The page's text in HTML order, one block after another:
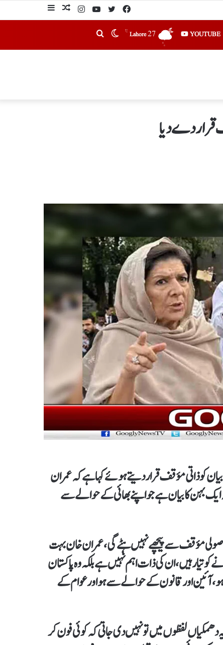
YOUTUBE
Lahore27
℃
قرار دے دیا
کو ذاتی مؤقف قرار دیتے ہوئے کہاہے کہ عمران
ایک بہن کا بیان ہے جو اپنے بھائی کے حوالے سے
اصولی مؤقف سے پیچھے نہیں ہٹے گی، عمران خان بہت
تیار ہیں،ان کی ذات اہم نہیں ہے بلکہ وہ پاکستان
اور قانون کےحوالے سے ہو اور عوام کے
دھمکیاں لفظوں میں تو نہیں دی جاتی کہ کوئی فون کر